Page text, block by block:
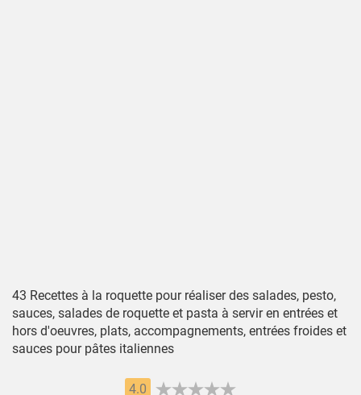
43 Recettes à la roquette pour réaliser des salades, pesto,
sauces, salades de roquette et pasta à servir en entrées et
hors d'oeuvres, plats, accompagnements, entrées froides et
sauces pour pâtes italiennes
4.0